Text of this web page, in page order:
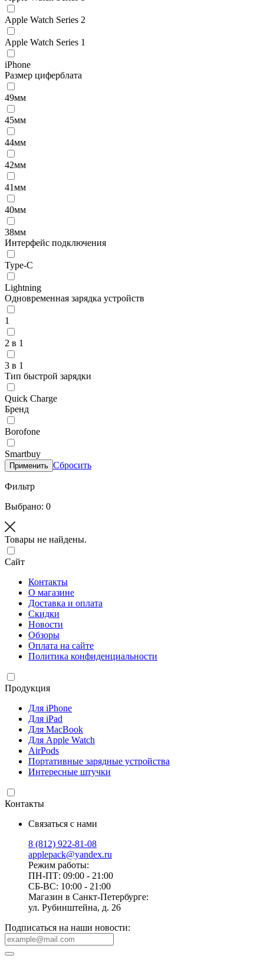
Apple Watch Series 2
Apple Watch Series 1
iPhone
Размер циферблата
49мм
45мм
44мм
42мм
41мм
40мм
38мм
Интерфейс подключения
Type-C
Lightning
Одновременная зарядка устройств
1
2 в 1
3 в 1
Тип быстрой зарядки
Quick Charge
Бренд
Borofone
Smartbuy
Применить Сбросить
Фильтр
Выбрано: 0
Товары не найдены.
Сайт
Контакты
О магазине
Доставка и оплата
Скидки
Новости
Обзоры
Оплата на сайте
Политика конфиденциальности
Продукция
Для iPhone
Для iPad
Для MacBook
Для Apple Watch
AirPods
Портативные зарядные устройства
Интересные штучки
Контакты
Связаться с нами
8 (812) 922-81-08
applepack@yandex.ru
Режим работы:
ПН-ПТ: 09:00 - 21:00
СБ-ВС: 10:00 - 21:00
Магазин в Санкт-Петербурге:
ул. Рубинштейна, д. 26
Подписаться на наши новости: